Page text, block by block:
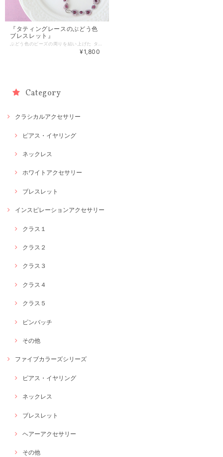
『タティングレースのぶどう色
ブレスレット』
¥1,800
Category
クラシカルアクセサリー
ピアス・イヤリング
ネックレス
ホワイトアクセサリー
ブレスレット
インスピレーションアクセサリー
クラス１
クラス２
クラス３
クラス４
クラス５
ピンバッチ
その他
ファイブカラーズシリーズ
ピアス・イヤリング
ネックレス
ブレスレット
ヘアーアクセサリー
その他